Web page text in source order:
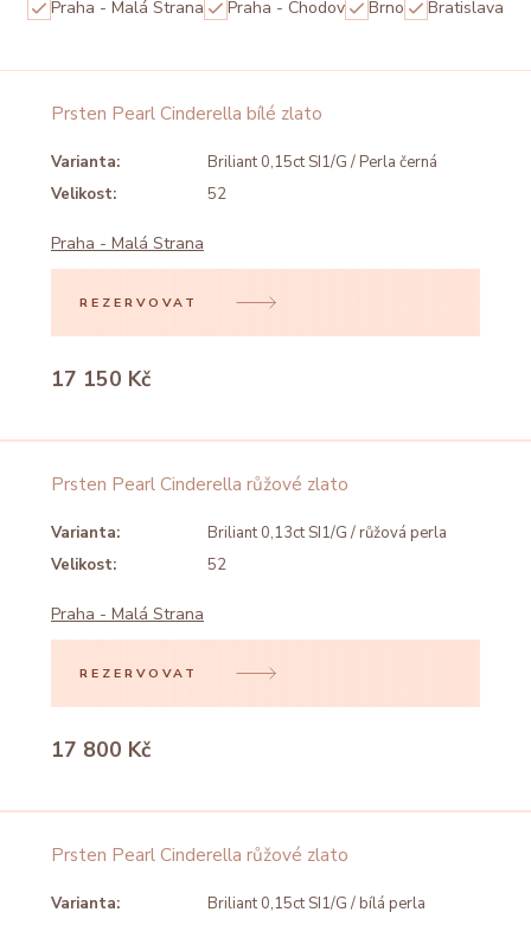
Praha - Malá Strana Praha - Chodov Brno Bratislava
Prsten Pearl Cinderella bílé zlato
Varianta:
Briliant 0,15ct SI1/G / Perla černá
Velikost:
52
Praha - Malá Strana
REZERVOVAT
17 150 Kč
Prsten Pearl Cinderella růžové zlato
Varianta:
Briliant 0,13ct SI1/G / růžová perla
Velikost:
52
Praha - Malá Strana
REZERVOVAT
17 800 Kč
Prsten Pearl Cinderella růžové zlato
Varianta:
Briliant 0,15ct SI1/G / bílá perla